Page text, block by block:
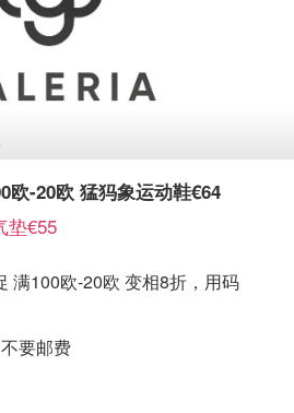
欧-20欧 猛犸象运动鞋€64
垫€55
满100欧-20欧 变相8折，用码
要邮费